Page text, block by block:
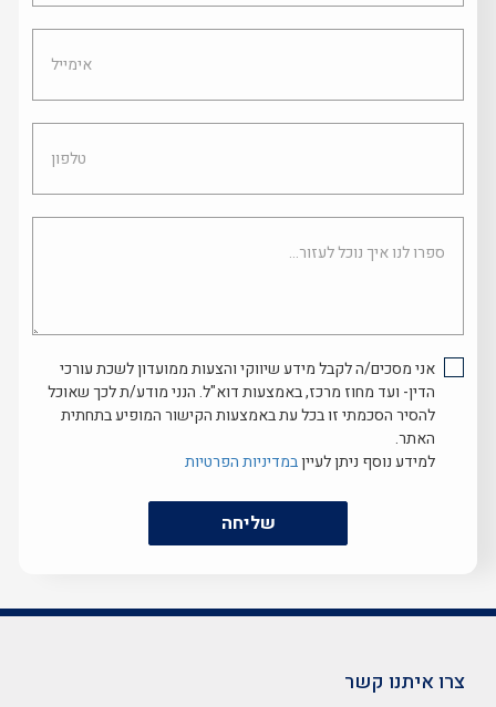
אימייל
טלפון
ספרו
לנו
אני מסכים/ה לקבל מידע שיווקי והצעות ממועדון לשכת עורכי
הדין- ועד מחוז מרכז, באמצעות דוא"ל. הנני מודע/ת לכך שאוכל
להסיר הסכמתי זו בכל עת באמצעות הקישור המופיע בתחתית
האתר.
למידע נוסף ניתן לעייןבמדיניות הפרטיות
שליחה
צרו איתנו קשר